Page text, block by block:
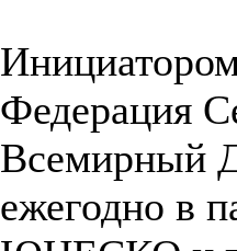
Федерация
Всемирный
ежегодно в